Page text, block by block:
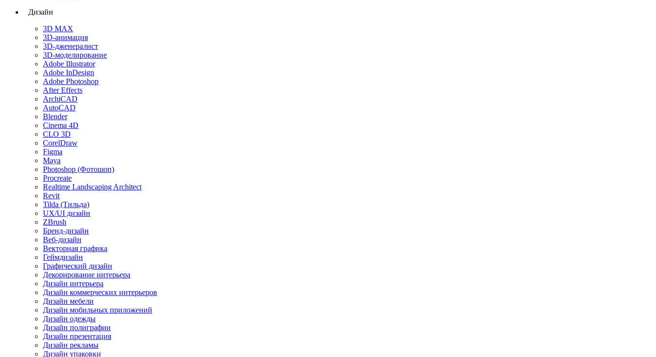
Дизайн
3D MAX
3D-анимация
3D-дженералист
3D-моделирование
Adobe Illustrator
Adobe InDesign
Adobe Photoshop
After Effects
ArchiCAD
AutoCAD
Blender
Cinema 4D
CLO 3D
CorelDraw
Figma
Maya
Photoshop (Фотошоп)
Procreate
Realtime Landscaping Architect
Revit
Tilda (Тильда)
UX/UI дизайн
ZBrush
Бренд-дизайн
Веб-дизайн
Векторная графика
Геймдизайн
Графический дизайн
Декорирование интерьера
Дизайн интерьера
Дизайн коммерческих интерьеров
Дизайн мебели
Дизайн мобильных приложений
Дизайн одежды
Дизайн полиграфии
Дизайн презентация
Дизайн рекламы
Дизайн упаковки